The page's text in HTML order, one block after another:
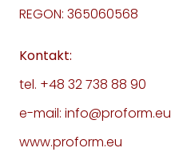
REGON: 365060568
Kontakt:
tel. +48 32 738 88 90
e-mail: info@proform.eu
www.proform.eu